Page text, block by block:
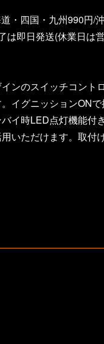
・四国・九州990円/
は即日発送(休業日は
ンのスイッチコント
イグニッションON
イ時LED点灯機能付
いただけます。取付